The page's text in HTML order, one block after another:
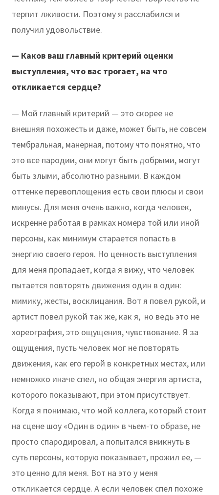
терпит лживости. Поэтому я расслабился и
получил удовольствие.
— Каков ваш главный критерий оценки
выступления, что вас трогает, на что
откликается сердце?
— Мой главный критерий — это скорее не
внешняя похожесть и даже, может быть, не совсем
тембральная, манерная, потому что понятно, что
это все пародии, они могут быть добрыми, могут
быть злыми, абсолютно разными. В каждом
оттенке перевоплощения есть свои плюсы и свои
минусы. Для меня очень важно, когда человек,
искренне работая в рамках номера той или иной
персоны, как минимум старается попасть в
энергию своего героя. Но ценность выступления
для меня пропадает, когда я вижу, что человек
пытается повторять движения один в один:
мимику, жесты, восклицания. Вот я повел рукой, и
артист повел рукой так же, как я, но ведь это не
хореография, это ощущения, чувствование. Я за
ощущения, пусть человек мог не повторять
движения, как его герой в конкретных местах, или
немножко иначе спел, но общая энергия артиста,
которого показывают, при этом присутствует.
Когда я понимаю, что мой коллега, который стоит
на сцене шоу «Один в один» в чьем-то образе, не
просто спародировал, а попытался вникнуть в
суть персоны, которую показывает, прожил ее, —
это ценно для меня. Вот на это у меня
откликается сердце. А если человек спел похоже